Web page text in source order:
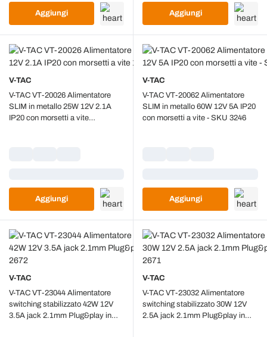
Aggiungi Aggiungi
V-TAC
V-TAC VT-20026 Alimentatore
SLIM in metallo 25W 12V 2.1A
IP20 con morsetti a vite
Aggiungi
V-TAC
V-TAC VT-20062 Alimentatore
SLIM in metallo 60W 12V 5A IP20
con morsetti a vite - SKU 3246
Aggiungi
V-TAC
V-TAC VT-23044 Alimentatore
switching stabilizzato 42W 12V
3.5A jack 2.1mm Plug&play in
V-TAC
V-TAC VT-23032 Alimentatore
switching stabilizzato 30W 12V
2.5A jack 2.1mm Plug&play in